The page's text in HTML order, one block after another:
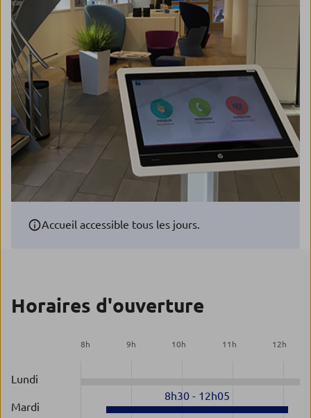
Accueil accessible tous les jours.
Horaires d'ouverture
8h 9h 10h 11 h 12h
Lundi
Mardi
8h30- 12h05